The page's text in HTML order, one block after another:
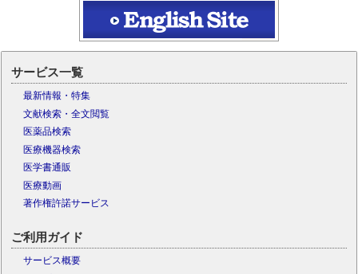
サービス一覧
最新情報・特集
文献検索・全文閲覧
医薬品検索
医療機器検索
医学書通販
医療動画
著作権許諾サービス
ご利用ガイド
サービス概要